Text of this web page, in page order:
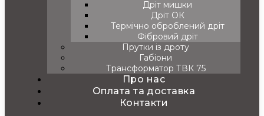
Дріт мишки
Дріт ОК
Термічно оброблений дріт
Фібровий дріт
Прутки із дроту
Габіони
Трансформатор ТВК 75
Про нас
Оплата та доставка
Контакти